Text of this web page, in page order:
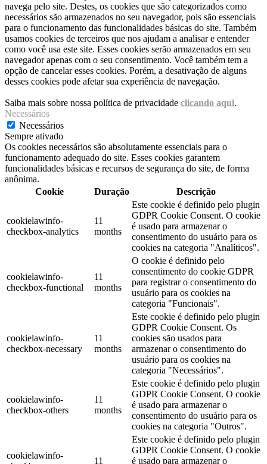
navega pelo site. Destes, os cookies que são categorizados como
necessários são armazenados no seu navegador, pois são essenciais
para o funcionamento das funcionalidades básicas do site. Também
usamos cookies de terceiros que nos ajudam a analisar e entender
como você usa este site. Esses cookies serão armazenados em seu
navegador apenas com o seu consentimento. Você também tem a
opção de cancelar esses cookies. Porém, a desativação de alguns
desses cookies pode afetar sua experiência de navegação.
Saiba mais sobre nossa política de privacidade clicando aqui.
Necessários
Necessários
Sempre ativado
Os cookies necessários são absolutamente essenciais para o
funcionamento adequado do site. Esses cookies garantem
funcionalidades básicas e recursos de segurança do site, de forma
anônima.
Cookie
Duração Descrição
cookielawinfo-
checkbox-analytics
11
months
Este cookie é definido pelo plugin
GDPR Cookie Consent. O cookie
é usado para armazenar o
consentimento do usuário para os
cookies na categoria "Analíticos".
cookielawinfo-
checkbox-functional
11
months
O cookie é definido pelo
consentimento do cookie GDPR
para registrar o consentimento do
usuário para os cookies na
categoria "Funcionais".
cookielawinfo-
checkbox-necessary
11
months
Este cookie é definido pelo plugin
GDPR Cookie Consent. Os
cookies são usados ​​para
armazenar o consentimento do
usuário para os cookies na
categoria "Necessários".
cookielawinfo-
checkbox-others
11
months
Este cookie é definido pelo plugin
GDPR Cookie Consent. O cookie
é usado para armazenar o
consentimento do usuário para os
cookies na categoria "Outros".
cookielawinfo-
11
Este cookie é definido pelo plugin
GDPR Cookie Consent. O cookie
é usado para armazenar o